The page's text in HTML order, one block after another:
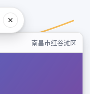
南昌市红谷滩区